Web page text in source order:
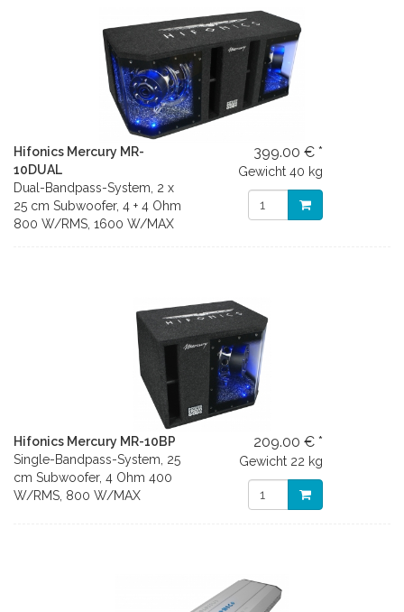
Hifonics Mercury MR-
10DUAL
Dual-Bandpass-System, 2 x
25 cm Subwoofer, 4 + 4 Ohm
800 W/RMS, 1600 W/MAX
399.00 € *
Gewicht 40 kg
Hifonics Mercury MR-10BP
Single-Bandpass-System, 25
cm Subwoofer, 4 Ohm 400
W/RMS, 800 W/MAX
209.00 € *
Gewicht 22 kg